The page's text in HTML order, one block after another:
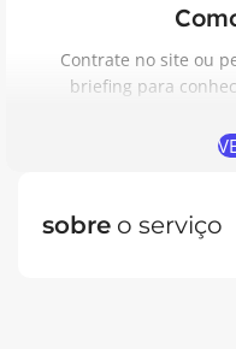
Contrate no site ou
briefing para
as etapas do
Oferta
sobre o serviço